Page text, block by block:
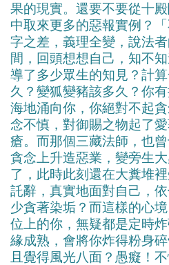
果的現實。還要不要從十
中取來更多的惡報實例？
字之差，義理全變，說法
間，回頭想想自己，知不
導了多少眾生的知見？計
久？變狐變豬該多久？你
海地涌向你，你絕對不起
念不慎，對御賜之物起了
瘡。而那個三藏法師，也
貪念上升造惡業，變旁生
了，此時此刻還在大糞堆
託辭，真實地面對自己，
少貪著染垢？而這樣的心
位上的你，無疑都是定時
緣成熟，會將你炸得粉身
且覺得風光八面？愚癡！